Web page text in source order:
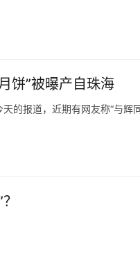
对方寄去售后，他提供了一
饼”被曝产自珠海
的报道，近期有网友称“与辉
，详情均显示旗下多款产品